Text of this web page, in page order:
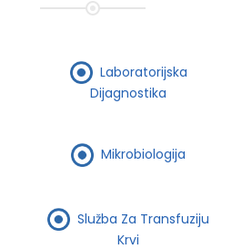
Laboratorijska
Dijagnostika
Mikrobiologija
Služba Za Transfuziju
Krvi